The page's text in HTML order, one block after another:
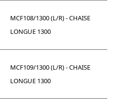
MCF108/1300 (L/R) - CHAISE
LONGUE 1300
MCF109/1300 (L/R) - CHAISE
LONGUE 1300